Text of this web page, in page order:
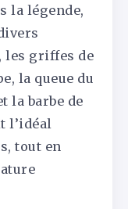
la légende,
les griffes de
la queue du
la barbe de
l’idéal
tout en